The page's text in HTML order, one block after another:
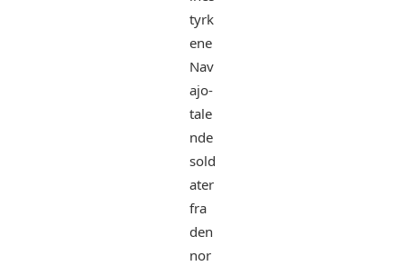
tyrk
ene
Nav
ajo-
tale
nde
sold
ater
fra
den
nor